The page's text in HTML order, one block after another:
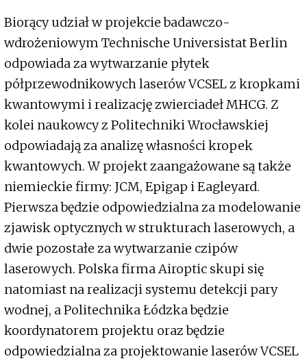
Biorący udział w projekcie badawczo-
wdrożeniowym Technische Universistat Berlin
odpowiada za wytwarzanie płytek
półprzewodnikowych laserów VCSEL z kropkami
kwantowymi i realizację zwierciadeł MHCG. Z
kolei naukowcy z Politechniki Wrocławskiej
odpowiadają za analizę własności kropek
kwantowych. W projekt zaangażowane są także
niemieckie firmy: JCM, Epigap i Eagleyard.
Pierwsza będzie odpowiedzialna za modelowanie
zjawisk optycznych w strukturach laserowych, a
dwie pozostałe za wytwarzanie czipów
laserowych. Polska firma Airoptic skupi się
natomiast na realizacji systemu detekcji pary
wodnej, a Politechnika Łódzka będzie
koordynatorem projektu oraz będzie
odpowiedzialna za projektowanie laserów VCSEL